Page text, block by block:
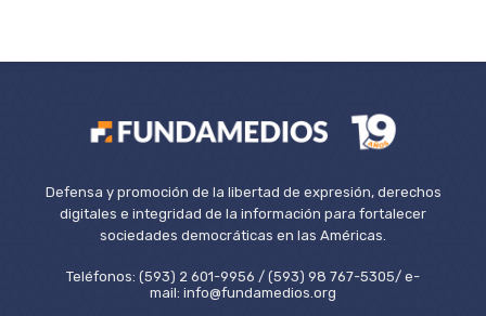
Defensa y promoción de la libertad de expresión, derechos
digitales e integridad de la información para fortalecer
sociedades democráticas en las Américas.
Teléfonos: (593) 2 601-9956 / (593) 98 767-5305/ e-
mail: info@fundamedios.org